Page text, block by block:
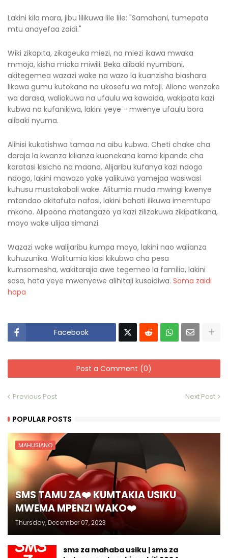
Lakini kila mara, jibu lilikuwa lile lile: "Samahani, tumepata
mtu anayefaa zaidi."
Wiki zikapita, zikageuka miezi, na miezi ikawa mwaka
mmoja, kisha miaka miwili. Beka alibaki nyumbani,
akitegemea wazazi wake na wazo la kuanzisha biashara
likawa gumu kutokana na ukosefu wa mtaji. Aliona wenzake
wa darasa, waliokuwa na ufaulu wa kawaida, wakipata kazi
kubwa na kufanikiwa, lakini yeye - mwenye ufaulu bora
alibaki nyuma.
Alihisi kukatishwa tamaa na aibu kubwa. Cheti chake cha
daraja la kwanza kilianza kuonekana kama kipande cha
karatasi kisicho na maana. Alijaribu kufanya kazi ndogo
ndogo, lakini mawazo yake yalikuwa yamejaa wasiwasi
kuhusu mustakabali wake. Alitumia muda mwingi kwenye
mtandao akitafuta nafasi, lakini bahati ilikuwa imemtupa
mkono. Alipoona matangazo ya kazi zilizokuwa zikipatikana,
moyo wake ulijaa simanzi.
Wazazi wake walijaribu kumpa moyo, lakini nao walianza
kuhuzunika. Walitumia kiasi kikubwa cha pesa
kumsomesha, wakitarajia awe tegemeo la familia, lakini
sasa, hata yeye mwenyewe alihitaji kusaidiwa. Soma zaidi
hapa
Facebook
Post a Comment (0)
Previous Post Next Post
POPULAR POSTS
MAHUSIANO
SMS TAMU ZA❤️ KUMTAKIA USIKU
MWEMA MPENZI WAKO❤️
Thursday, December 07, 2023
sms za mahaba usiku | sms za